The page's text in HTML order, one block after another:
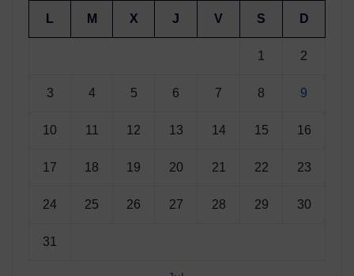
L M X J V S D
1 2
3 4 5 6 7 8 9
10 11 12 13 14 15 16
17 18 19 20 21 22 23
24 25 26 27 28 29 30
31